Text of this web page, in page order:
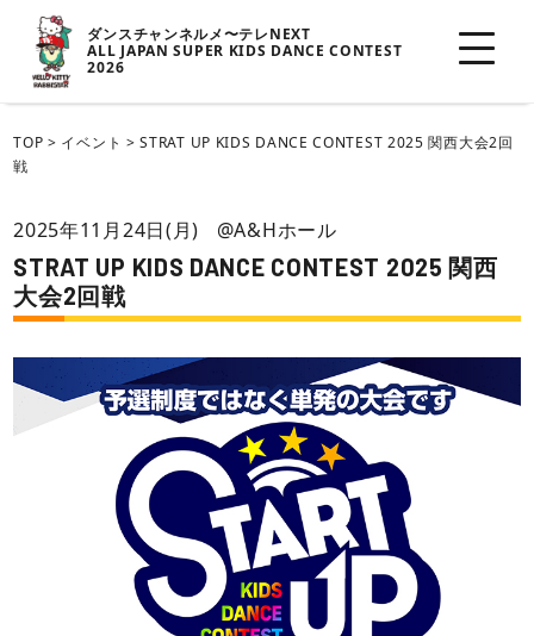
ダンスチャンネルメ〜テレNEXT
ALL JAPAN SUPER KIDS DANCE CONTEST
2026
TOP > イベント >STRAT UP KIDS DANCE CONTEST 2025 関西大会2回
戦
2025年11月24日(月) @A&Hホール
STRAT UP KIDS DANCE CONTEST 2025 関西
大会2回戦